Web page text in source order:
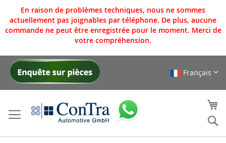
En raison de problèmes techniques, nous ne sommes
actuellement pas joignables par téléphone. De plus, aucune
commande ne peut être enregistrée pour le moment. Merci de
votre compréhension.
Allez
Français